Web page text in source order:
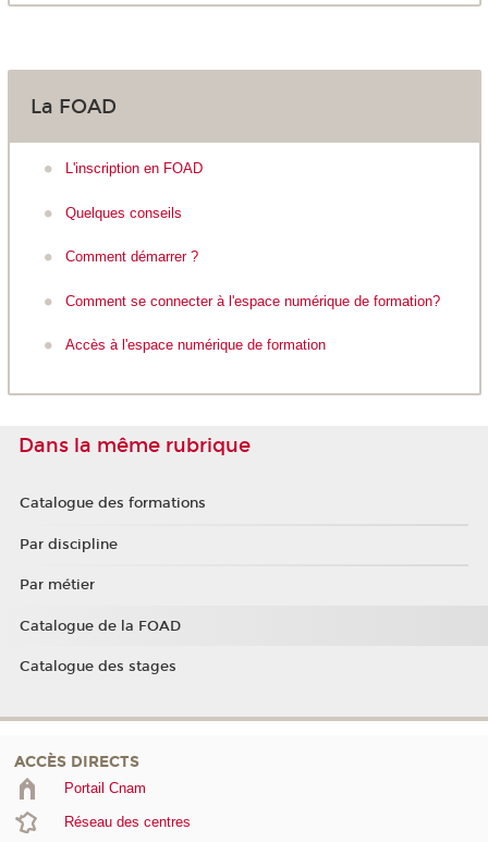
La FOAD
L'inscription en FOAD
Quelques conseils
Comment démarrer ?
Comment se connecter à l'espace numérique de formation?
Accès à l'espace numérique de formation
Dans la même rubrique
Catalogue des formations
Par discipline
Par métier
Catalogue de la FOAD
Catalogue des stages
ACCÈS DIRECTS
Portail Cnam
Réseau des centres